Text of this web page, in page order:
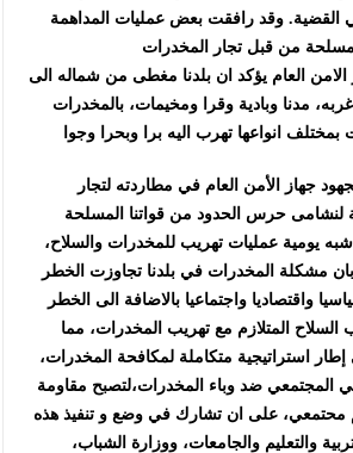
القضية. وقد رافقت بعض عمليات المداهمة
الامن العام يؤكد ان بلدنا مغطى من شماله الى
مدنا وبادية وقرا ومخيمات، بالمخدرات
جهاز الأمن العام في مطاردته لتجار
لنشامى حرس الحدود من قواتنا المسلحة
يومية عمليات تهريب للمخدرات والسلاح،
بان مشكلة المخدرات في بلدنا تجاوزت الخطر
واقتصاديا واجتماعيا بالاضافة الى الخطر
السلاح المتلازم مع تهريب المخدرات، مما
استراتيجية متكاملة لمكافحة المخدرات،
المجتمعي ضد وباء المخدرات،لتصبح مقاومة
محتمعي، على ان تشارك في وضع و تنفيذ هذه
والتعليم والجامعات، ووزارة الشباب،